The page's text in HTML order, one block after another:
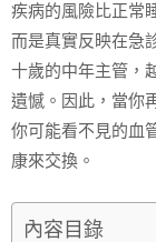
疾病的風險比正常
而是真實反映在急
十歲的中年主管，
遺憾。因此，當你
你可能看不見的血
康來交換。
內容目錄